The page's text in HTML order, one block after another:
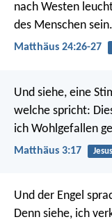
nach Westen
des Menschen sein.
Matthäus 24:26-27
Und siehe, eine
welche spricht:
ich Wohlgefallen
Matthäus 3:17 Jesus
Und der Engel
Denn siehe, ich